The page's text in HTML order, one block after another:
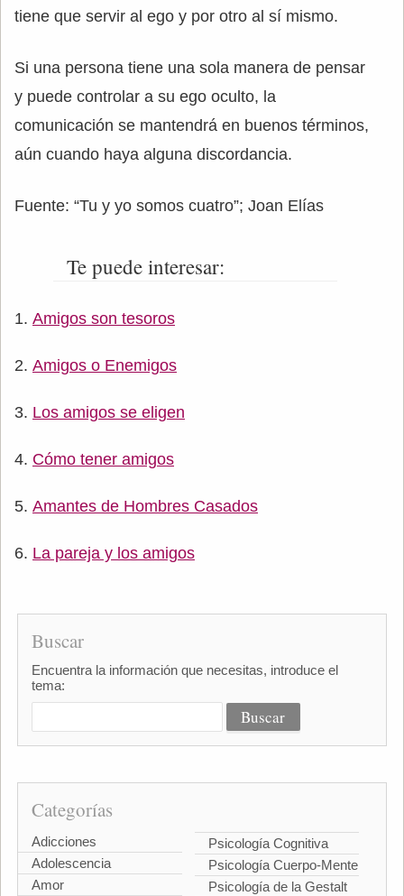
tiene que servir al ego y por otro al sí mismo.
Si una persona tiene una sola manera de pensar
y puede controlar a su ego oculto, la
comunicación se mantendrá en buenos términos,
aún cuando haya alguna discordancia.
Fuente: “Tu y yo somos cuatro”; Joan Elías
Te puede interesar:
Amigos son tesoros
Amigos o Enemigos
Los amigos se eligen
Cómo tener amigos
Amantes de Hombres Casados
La pareja y los amigos
Buscar
Encuentra la información que necesitas, introduce el
tema:
Categorías
Adicciones
Adolescencia
Amor
Psicología Cognitiva
Psicología Cuerpo-Mente
Psicología de la Gestalt